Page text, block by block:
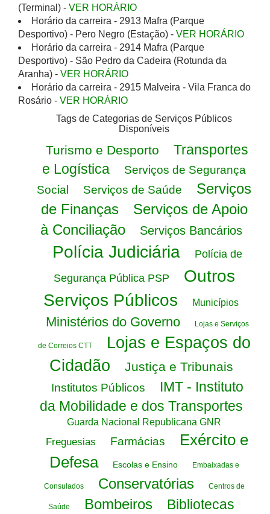
(Terminal) - VER HORÁRIO
Horário da carreira - 2913 Mafra (Parque
Desportivo) - Pero Negro (Estação) - VER HORÁRIO
Horário da carreira - 2914 Mafra (Parque
Desportivo) - São Pedro da Cadeira (Rotunda da
Aranha) - VER HORÁRIO
Horário da carreira - 2915 Malveira - Vila Franca do
Rosário - VER HORÁRIO
Tags de Categorias de Serviços Públicos
Disponíveis
Turismo e Desporto
Transportes
e Logística
Serviços de Segurança
Social
Serviços de Saúde
Serviços
de Finanças
Serviços de Apoio
à Conciliação
Serviços Bancários
Polícia Judiciária
Polícia de
Segurança Pública PSP
Outros
Serviços Públicos
Municípios
Ministérios do Governo Lojas e Serviços
de Correios CTT
Lojas e Espaços do
Cidadão
Justiça e Tribunais
Institutos Públicos
IMT - Instituto
da Mobilidade e dos Transportes
Guarda Nacional Republicana GNR
Freguesias Farmácias
Exército e
Defesa
Escolas e Ensino Embaixadas e
Consulados Conservatórias Centros de
Saúde Bombeiros Bibliotecas